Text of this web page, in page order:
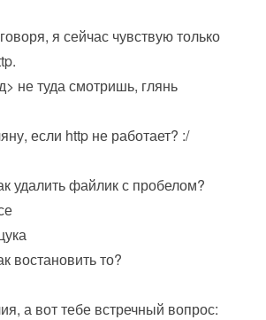
я сейчас чувствую только
не туда смотришь, глянь
если http не работает? :/
удалить файлик с пробелом?
востановить то?
а вот тебе встречный вопрос: